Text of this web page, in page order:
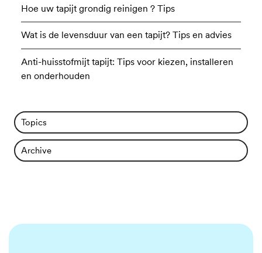
Hoe uw tapijt grondig reinigen ? Tips
Wat is de levensduur van een tapijt? Tips en advies
Anti-huisstofmijt tapijt: Tips voor kiezen, installeren
en onderhouden
Topics
Archive